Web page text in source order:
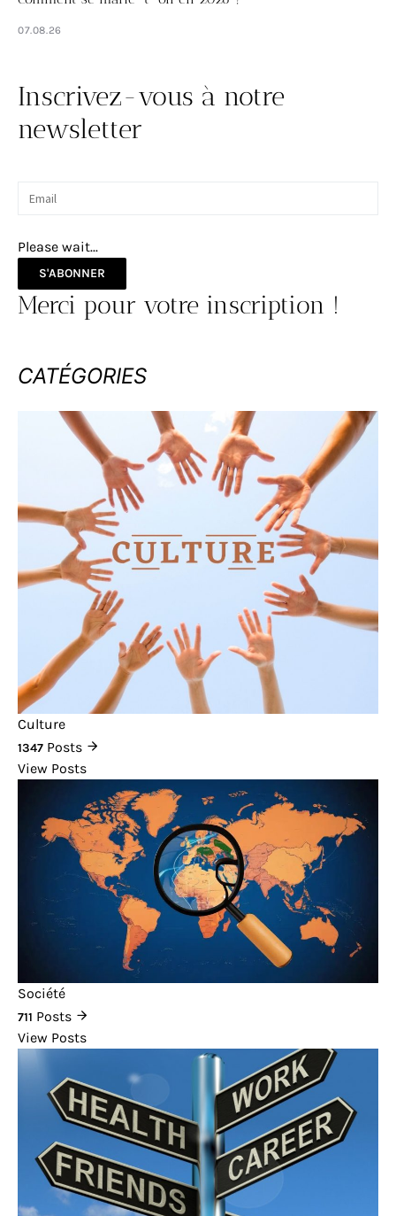
07.08.26
Inscrivez-vous à notre
newsletter
Please wait...
S'ABONNER
Merci pour votre inscription !
CATÉGORIES
Culture
1347 Posts
View Posts
Société
711 Posts
View Posts